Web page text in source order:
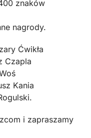
znaków
nagrody.
Ćwikła
Czapla
Kania
i zapraszamy